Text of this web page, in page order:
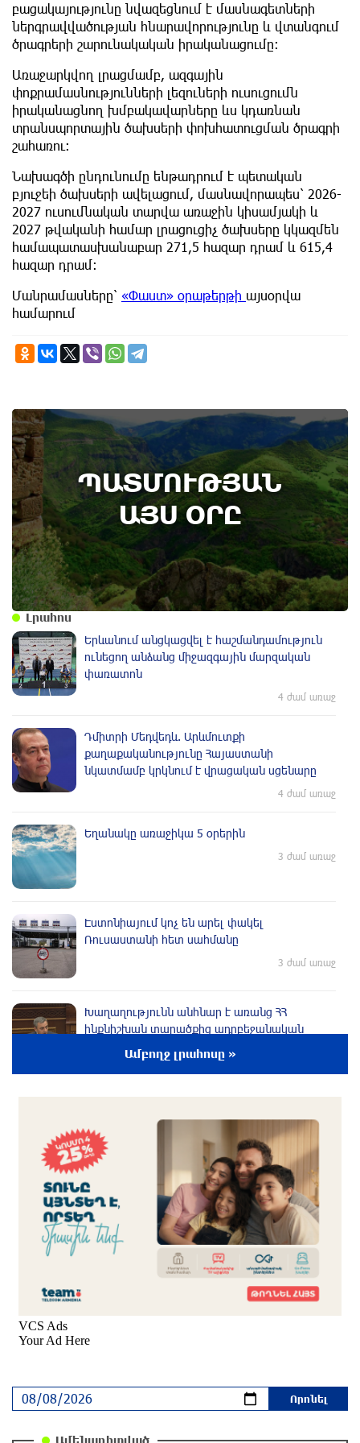
բացակայությունը նվազեցնում է մասնագետների
ներգրավվածության հնարավորությունը և վտանգում
ծրագրերի շարունակական իրականացումը։
Առաջարկվող լրացմամբ, ազգային
փոքրամասնությունների լեզուների ուսուցումն
իրականացնող խմբակավարները ևս կդառնան
տրանսպորտային ծախսերի փոխհատուցման ծրագրի
շահառու։
Նախագծի ընդունումը ենթադրում է պետական
բյուջեի ծախսերի ավելացում, մասնավորապես՝ 2026-
2027 ուսումնական տարվա առաջին կիսամյակի և
2027 թվականի համար լրացուցիչ ծախսերը կկազմեն
համապատասխանաբար 271,5 հազար դրամ և 615,4
հազար դրամ։
Մանրամասները՝ «Փաստ» օրաթերթի այսօրվա
համարում
ՊԱՏՄՈՒԹՅԱՆ
ԱՅՍ ՕՐԸ
8th of August
Տեղի է ունեցել Գառնիի ճակատամարտը.
պատմության այս օրը (8 օգոստոս)
Լրահոս
Երևանում անցկացվել է հաշմանդամություն
ունեցող անձանց միջազգային մարզական
փառատոն
4 ժամ առաջ
Դմիտրի Մեդվեդև. Արևմուտքի
քաղաքականությունը Հայաստանի
նկատմամբ կրկնում է վրացական սցենարը
4 ժամ առաջ
Եղանակը առաջիկա 5 օրերին
3 ժամ առաջ
Էստոնիայում կոչ են արել փակել
Ռուսաստանի հետ սահմանը
3 ժամ առաջ
Խաղաղությունն անհնար է առանց ՀՀ
ինքնիշխան տարածքից ադրբեջանական
Սաղաթելյան
Տղամարդը ծեծել է շտապօգնության բժշկին և
վարորդին
2 ժամ առաջ
Իրական խաղաղությանն ուղղված թիվ մեկ
քայլը պետք է լիներ մեր բոլոր գերիների
ազատ արձակումը
մեկ ժամ առաջ
արել
68 տարեկանում կյանքից հեռացել է Լիոնել
Ամբողջ լրահոսը »